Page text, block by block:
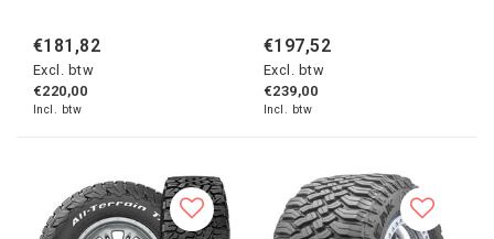
€181,82
Excl. btw
€220,00
Incl. btw
€197,52
Excl. btw
€239,00
Incl. btw